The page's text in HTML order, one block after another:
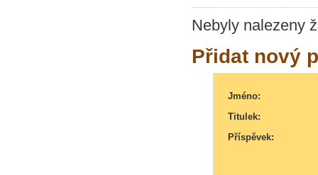
Nebyly nalezeny
Přidat nový
Jméno:
Titulek:
Příspěvek: